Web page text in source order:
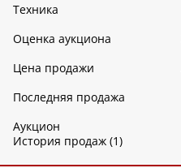
Техника
Оценка аукциона
Цена продажи
Последняя продажа
Аукцион
История продаж (1)